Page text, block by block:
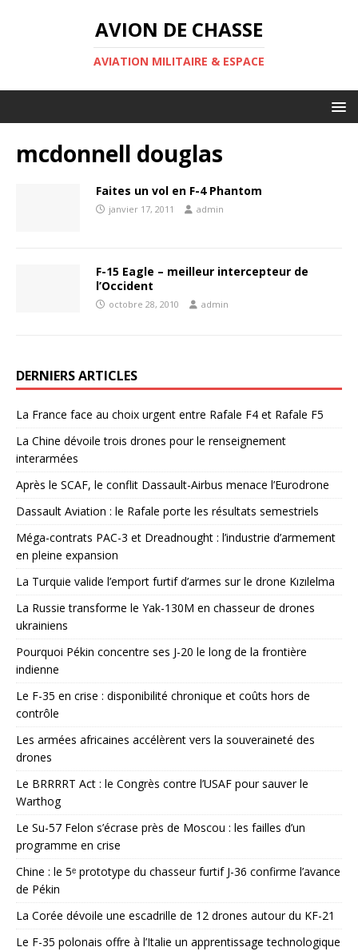
AVION DE CHASSE
AVIATION MILITAIRE & ESPACE
mcdonnell douglas
Faites un vol en F-4 Phantom
janvier 17, 2011 admin
F-15 Eagle – meilleur intercepteur de
l’Occident
octobre 28, 2010 admin
DERNIERS ARTICLES
La France face au choix urgent entre Rafale F4 et Rafale F5
La Chine dévoile trois drones pour le renseignement
interarmées
Après le SCAF, le conflit Dassault-Airbus menace l’Eurodrone
Dassault Aviation : le Rafale porte les résultats semestriels
Méga-contrats PAC-3 et Dreadnought : l’industrie d’armement
en pleine expansion
La Turquie valide l’emport furtif d’armes sur le drone Kızılelma
La Russie transforme le Yak-130M en chasseur de drones
ukrainiens
Pourquoi Pékin concentre ses J-20 le long de la frontière
indienne
Le F-35 en crise : disponibilité chronique et coûts hors de
contrôle
Les armées africaines accélèrent vers la souveraineté des
drones
Le BRRRRT Act : le Congrès contre l’USAF pour sauver le
Warthog
Le Su-57 Felon s’écrase près de Moscou : les failles d’un
programme en crise
Chine : le 5ᵉ prototype du chasseur furtif J-36 confirme l’avance
de Pékin
La Corée dévoile une escadrille de 12 drones autour du KF-21
Le F-35 polonais offre à l’Italie un apprentissage technologique